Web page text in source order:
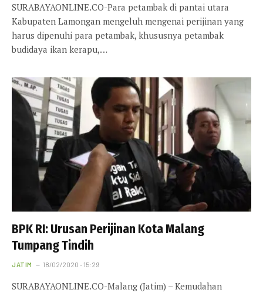
SURABAYAONLINE.CO-Para petambak di pantai utara
Kabupaten Lamongan mengeluh mengenai perijinan yang
harus dipenuhi para petambak, khususnya petambak
budidaya ikan kerapu,…
BPK RI: Urusan Perijinan Kota Malang
Tumpang Tindih
JATIM 18/02/2020 - 15:29
SURABAYAONLINE.CO-Malang (Jatim) – Kemudahan